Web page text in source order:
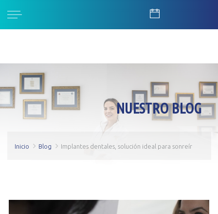
NUESTRO BLOG
Inicio Blog Implantes dentales, solución ideal para sonreír